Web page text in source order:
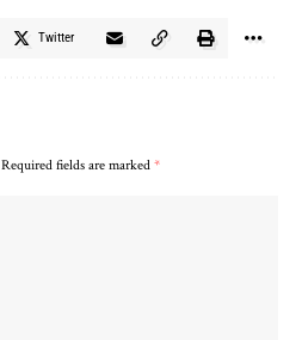
Twitter
Required fields are marked *